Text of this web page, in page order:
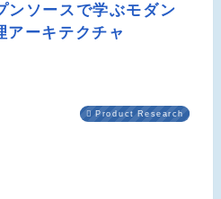
ソースで学ぶモダン
アーキテクチャ
Product Research